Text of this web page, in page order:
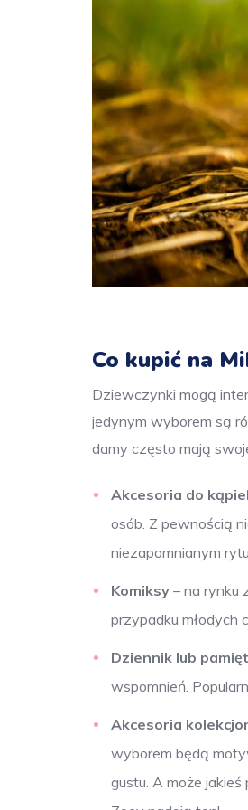
Co kupić na
Dziewczynki mogą
jedynym wyborem są
damy często mają
Akcesoria do
osób. Z pewnością
niezapomnianym
Komiksy – na rynku
przypadku młodych
Dziennik lub
wspomnień.
Akcesoria
wyborem będą
gustu. A może